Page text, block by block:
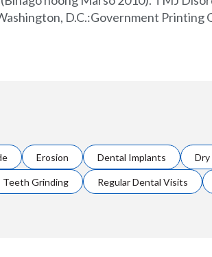
D.C.:Government Printing
Erosion Dental Implants
Teeth Grinding Regular Dental Visits